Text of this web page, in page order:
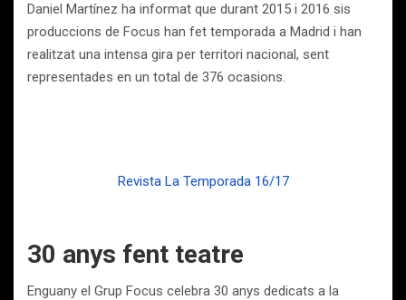
Daniel Martínez ha informat que durant 2015 i 2016 sis
produccions de Focus han fet temporada a Madrid i han
realitzat una intensa gira per territori nacional, sent
representades en un total de 376 ocasions.
Revista La Temporada 16/17
30 anys fent teatre
Enguany el Grup Focus celebra 30 anys dedicats a la